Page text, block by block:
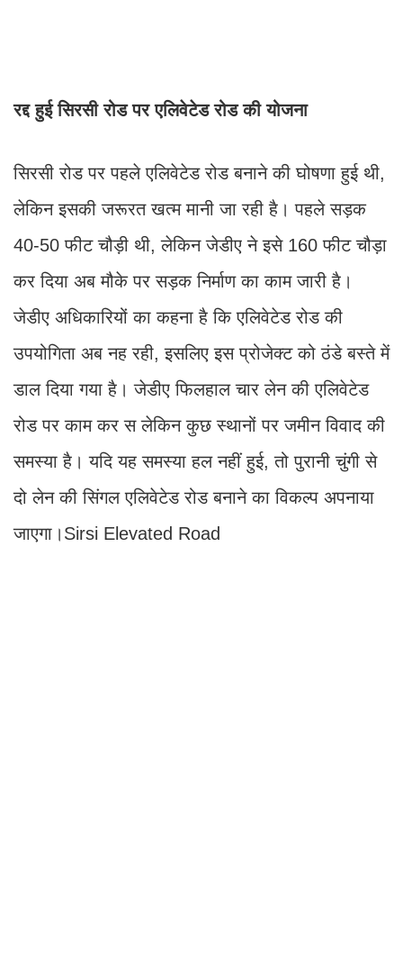
रद्द हुई सिरसी रोड पर एलिवेटेड रोड की योजना
सिरसी रोड पर पहले एलिवेटेड रोड बनाने की घोषणा हुई थी,
लेकिन इसकी जरूरत खत्म मानी जा रही है। पहले सड़क
40-50 फीट चौड़ी थी, लेकिन जेडीए ने इसे 160 फीट चौड़ा
कर दिया अब मौके पर सड़क निर्माण का काम जारी है।
जेडीए अधिकारियों का कहना है कि एलिवेटेड रोड की
उपयोगिता अब नह रही, इसलिए इस प्रोजेक्ट को ठंडे बस्ते में
डाल दिया गया है। जेडीए फिलहाल चार लेन की एलिवेटेड
रोड पर काम कर स लेकिन कुछ स्थानों पर जमीन विवाद की
समस्या है। यदि यह समस्या हल नहीं हुई, तो पुरानी चुंगी से
दो लेन की सिंगल एलिवेटेड रोड बनाने का विकल्प अपनाया
जाएगा।Sirsi Elevated Road